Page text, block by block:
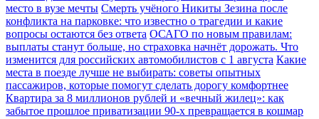
место в вузе мечты Смерть учёного Никиты Зезина после
конфликта на парковке: что известно о трагедии и какие
вопросы остаются без ответа ОСАГО по новым правилам:
выплаты станут больше, но страховка начнёт дорожать. Что
изменится для российских автомобилистов с 1 августа Какие
места в поезде лучше не выбирать: советы опытных
пассажиров, которые помогут сделать дорогу комфортнее
Квартира за 8 миллионов рублей и «вечный жилец»: как
забытое прошлое приватизации 90-х превращается в кошмар